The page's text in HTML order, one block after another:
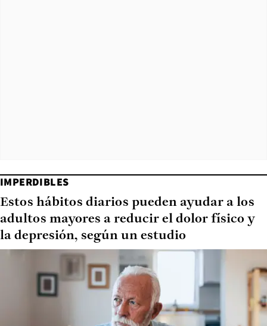
IMPERDIBLES
Estos hábitos diarios pueden ayudar a los
adultos mayores a reducir el dolor físico y
la depresión, según un estudio